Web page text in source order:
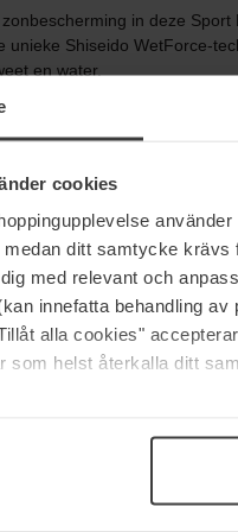
cookies
medan ditt samtycke
med relevant och
innefatta behandling
alla cookies"
som helst återkalla ditt
in deze Sport
unieke Shiseido WetForce-
en water.
iedereen die veel en
voor een gezonde huid,
functionele geur, die
en praktische fles,
sportieve activiteiten in de
in de kleuren: Light,